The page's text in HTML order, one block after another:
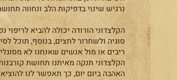
נרגיש שינוי בדפיקות הלב ונחווה
הקלצדוני הורודה יכולה להביא
סוגיה ולשחרור לחצים, בנוסף, תוכל
ריבים או מול אנשים שאנחנו לא
הקלצדוני תנקה מאיתנו תחושת
האהבה ביום יום, כך תאפשר לנו